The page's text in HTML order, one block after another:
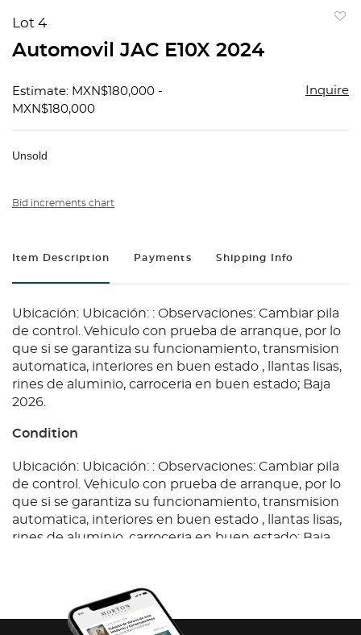
Lot 4
Automovil JAC E10X 2024
Estimate: MXN$180,000 -
MXN$180,000
Inquire
Unsold
Bid increments chart
Item Description Payments Shipping Info
Ubicación: Ubicación: : Observaciones: Cambiar pila
de control. Vehiculo con prueba de arranque, por lo
que si se garantiza su funcionamiento, transmision
automatica, interiores en buen estado , llantas lisas,
rines de aluminio, carroceria en buen estado; Baja
2026.
Condition
Ubicación: Ubicación: : Observaciones: Cambiar pila
de control. Vehiculo con prueba de arranque, por lo
que si se garantiza su funcionamiento, transmision
automatica, interiores en buen estado , llantas lisas,
rines de aluminio, carroceria en buen estado; Baja